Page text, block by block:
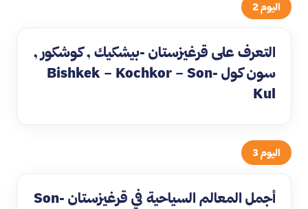
اليوم 2
التعرف على قرغيزستان -بيشكيك , كوشكور ,
سون كول Bishkek – Kochkor – Son-
Kul
اليوم 3
أجمل المعالم السياحية في قرغيزستان Son-